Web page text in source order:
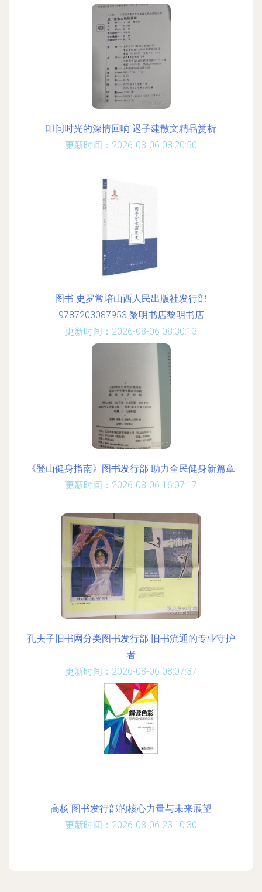
叩问时光的深情回响 迟子建散文精品赏析
更新时间：2026-08-06 08:20:50
图书 史罗常培山西人民出版社发行部
9787203087953 黎明书店黎明书店
更新时间：2026-08-06 08:30:13
《登山健身指南》图书发行部 助力全民健身新篇章
更新时间：2026-08-06 16:07:17
孔夫子旧书网分类图书发行部 旧书流通的专业守护
者
更新时间：2026-08-06 08:07:37
高杨 图书发行部的核心力量与未来展望
更新时间：2026-08-06 23:10:30